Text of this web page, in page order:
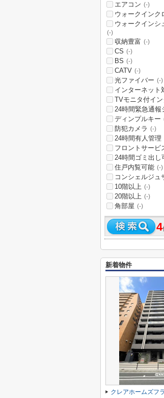
エアコン (-)
ウォークインク
ウォークインシ
(-)
収納豊富 (-)
CS (-)
BS (-)
CATV (-)
光ファイバー (-)
インターネット
TVモニタ付イ
24時間緊急通報
ディンプルキー
防犯カメラ (-)
24時間有人管理
フロントサービ
24時間ゴミ出し
住戸内覧可能 (-)
コンシェルジュ
10階以上 (-)
20階以上 (-)
角部屋 (-)
4
新着物件
クレアホームズフ